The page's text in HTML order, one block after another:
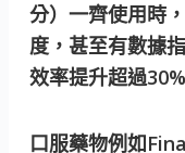
分）一齊使用時
度，甚至有數據
效率提升超過
口服藥物例如